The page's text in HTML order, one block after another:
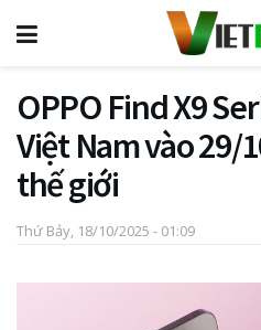
OPPO Find X9
Việt Nam vào 29/
thế giới
Thứ Bảy, 18/10/2025 - 01:09